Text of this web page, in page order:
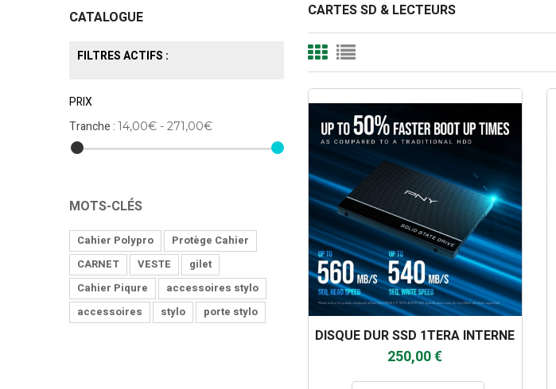
CATALOGUE
FILTRES ACTIFS :
PRIX
Tranche : 14,00€ - 271,00€
MOTS-CLÉS
Cahier Polypro
Protège Cahier
CARNET
VESTE
gilet
Cahier Piqure
accessoires stylo
accessoires
stylo porte stylo
CARTES SD & LECTEURS
DISQUE DUR SSD 1TERA INTERNE
250,00 €